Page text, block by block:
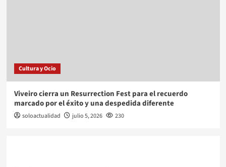
Cultura y Ocio
Viveiro cierra un Resurrection Fest para el recuerdo
marcado por el éxito y una despedida diferente
soloactualidad julio 5, 2026 230